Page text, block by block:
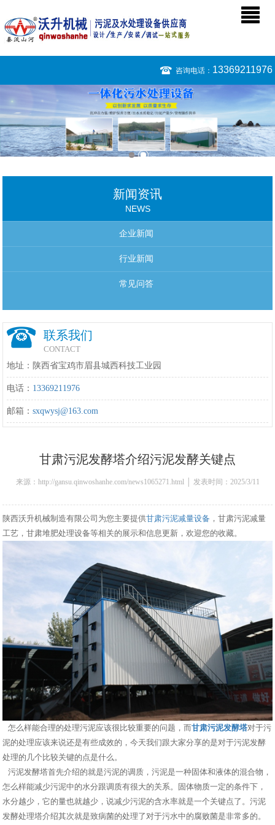
咨询电话： 13369211976
新闻资讯
NEWS
企业新闻
行业新闻
常见问答
联系我们
CONTACT
地址：陕西省宝鸡市眉县城西科技工业园
电话： 13369211976
邮箱：sxqwysj@163.com
甘肃污泥发酵塔介绍污泥发酵关键点
来源：http://gansu.qinwoshanhe.com/news1065271.html │ 发表时间：2025/3/11
陕西沃升机械制造有限公司为您主要提供甘肃污泥减量设备 ，甘肃污泥减量
工艺，甘肃堆肥处理设备等相关的展示和信息更新，欢迎您的收藏。
怎么样能合理的处理污泥应该很比较重要的问题，而甘肃污泥发酵塔对于污
泥的处理应该来说还是有些成效的，今天我们跟大家分享的是对于污泥发酵
处理的几个比较关键的点是什么。
污泥发酵塔首先介绍的就是污泥的调质，污泥是一种固体和液体的混合物，
怎么样能减少污泥中的水分跟调质有很大的关系。固体物质一定的条件下，
水分越少，它的量也就越少，说减少污泥的含水率就是一个关键点了。污泥
发酵处理塔介绍其次就是致病菌的处理了对于污水中的腐败菌是非常多的。